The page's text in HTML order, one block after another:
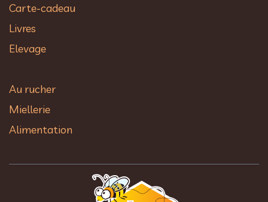
Carte-cadeau
Livres
Elevage
Au rucher​
Miellerie
Alimentation